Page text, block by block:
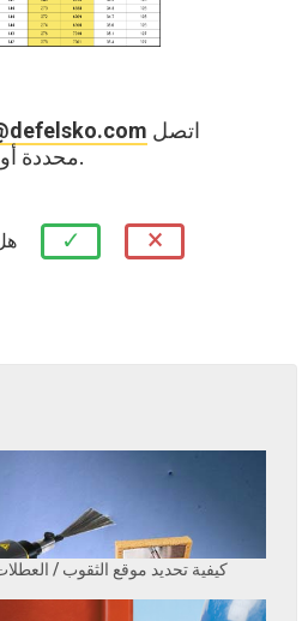
اتصل
محددة أو لطلب معلومات إضافية.
✓ ×
كيفية تحديد موقع الثقوب /